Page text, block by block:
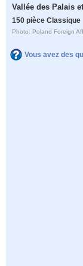
Vallée des Palais
150 pièce Classique
Photo: Poland Foreign
Vous avez des